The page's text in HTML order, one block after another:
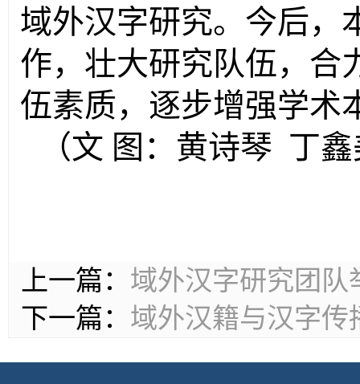
域外汉字研究。今后，
作，壮大研究队伍，合
伍素质，逐步增强学术
（文 图：黄诗琴 丁
上一篇： 域外汉字研究团队
下一篇： 域外汉籍与汉字传